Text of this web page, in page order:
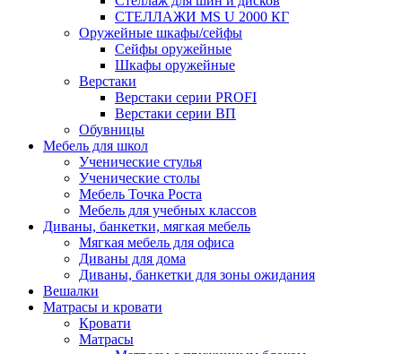
СТЕЛЛАЖИ MS U 2000 КГ
Оружейные шкафы/сейфы
Сейфы оружейные
Шкафы оружейные
Верстаки
Верстаки серии PROFI
Верстаки серии ВП
Обувницы
Мебель для школ
Ученические стулья
Ученические столы
Мебель Точка Роста
Мебель для учебных классов
Диваны, банкетки, мягкая мебель
Мягкая мебель для офиса
Диваны для дома
Диваны, банкетки для зоны ожидания
Вешалки
Матрасы и кровати
Кровати
Матрасы